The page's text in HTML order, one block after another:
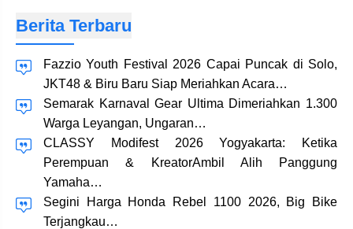
Berita Terbaru
Fazzio Youth Festival 2026 Capai Puncak di Solo,
JKT48 & Biru Baru Siap Meriahkan Acara…
Semarak Karnaval Gear Ultima Dimeriahkan 1.300
Warga Leyangan, Ungaran…
CLASSY Modifest 2026 Yogyakarta: Ketika
Perempuan & KreatorAmbil Alih Panggung
Yamaha…
Segini Harga Honda Rebel 1100 2026, Big Bike
Terjangkau…